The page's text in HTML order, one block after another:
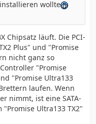
wollte
Chipsatz läuft. Die PCI-
Plus" und "Promise
nicht ganz so
"Promise
"Promise Ultra133
laufen. Wenn
nimmt, ist eine SATA-
"Promise Ultra133 TX2"